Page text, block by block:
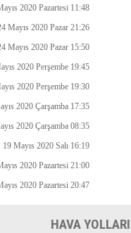
2020 Pazartesi 11:48
Mayıs 2020 Pazar 21:26
Mayıs 2020 Pazar 15:50
2020 Perşembe 19:45
2020 Perşembe 19:30
2020 Çarşamba 17:35
2020 Çarşamba 08:35
19 Mayıs 2020 Salı 16:19
2020 Pazartesi 21:00
2020 Pazartesi 20:47
HAVA YOLLARI